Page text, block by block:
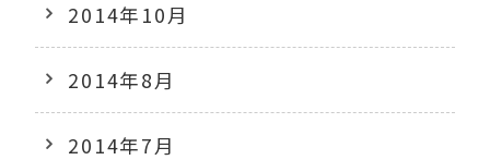
2014年10月
2014年8月
2014年7月